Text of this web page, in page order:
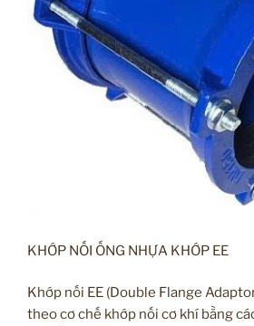
KHỚP NỐI ỐNG NHỰA KHỚP EE
Khớp nối EE (Double Flange
theo cơ chế khớp nối cơ khí bằng